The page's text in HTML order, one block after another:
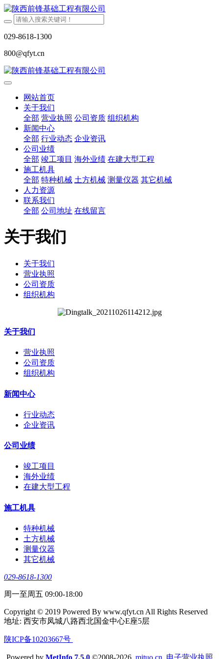
029-8618-1300
800@qfyt.cn
网站首页
关于我们
全部 营业执照 公司资质 组织机构
新闻中心
全部 行业动态 企业资讯
公司业绩
全部 竣工项目 海外业绩 在建大型工程
施工机具
全部 特种机械 土方机械 测量仪器 其它机械
人力资源
联系我们
全部 公司地址 在线留言
关于我们
关于我们
营业执照
公司资质
组织机构
关于我们
营业执照
公司资质
组织机构
新闻中心
行业动态
企业资讯
公司业绩
竣工项目
海外业绩
在建大型工程
施工机具
特种机械
土方机械
测量仪器
其它机械
029-8618-1300
周一至周五 09:00-18:00
Copyright © 2019 Powered By www.qfyt.cn All Rights Reserved
地址: 西安市凤城八路西北国金中心E座5层
陕ICP备10203667号
Powered by MetInfo 7.5.0©2008-2026 mituo.cn 电子营业执照